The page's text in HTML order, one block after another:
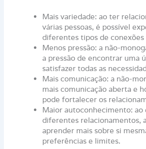
Mais variedade: ao ter
várias pessoas, é possível
diferentes tipos de conexões
Menos pressão: a não-
a pressão de encontrar uma
satisfazer todas as
Mais comunicação: a não-
mais comunicação aberta e
pode fortalecer os
Maior autoconhecimento: ao
diferentes relacionamentos,
aprender mais sobre si
preferências e limites.